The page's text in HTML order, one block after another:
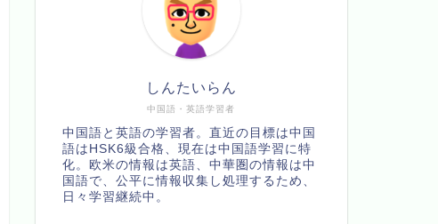
中国語・英語学習者
しんたいらん
中国語と英語の学習者。直近の目標は中国
語はHSK6級合格、現在は中国語学習に特
化。欧米の情報は英語、中華圏の情報は中
国語で、公平に情報収集し処理するため、
日々学習継続中。